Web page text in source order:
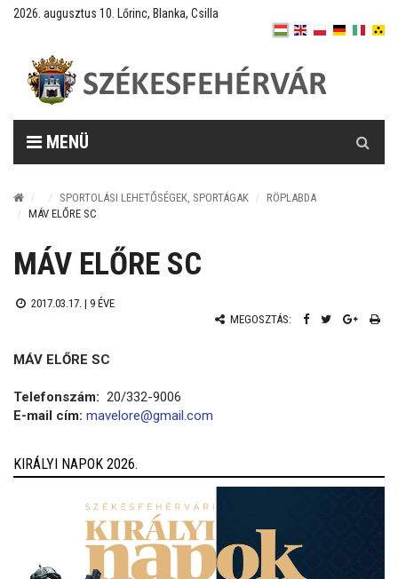
2026. augusztus 10. Lőrinc, Blanka, Csilla
MENÜ
SPORTOLÁSI LEHETŐSÉGEK, SPORTÁGAK
RÖPLABDA
MÁV ELŐRE SC
MÁV ELŐRE SC
2017.03.17. | 9 ÉVE
MEGOSZTÁS:
MÁV ELŐRE SC
Telefonszám: 20/332-9006
E-mail cím: mavelore@gmail.com
KIRÁLYI NAPOK 2026.